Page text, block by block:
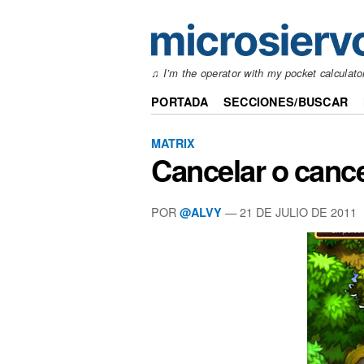
♫ I’m the operator with my pocket
PORTADA SECCIONES/BUSCAR
MATRIX
Cancelar o
POR @ALVY —21 DE JULIO DE 2011